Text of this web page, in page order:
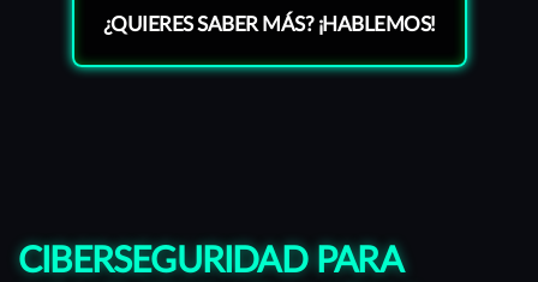
¿QUIERES SABER MÁS? ¡HABLEMOS!
CIBERSEGURIDAD PARA